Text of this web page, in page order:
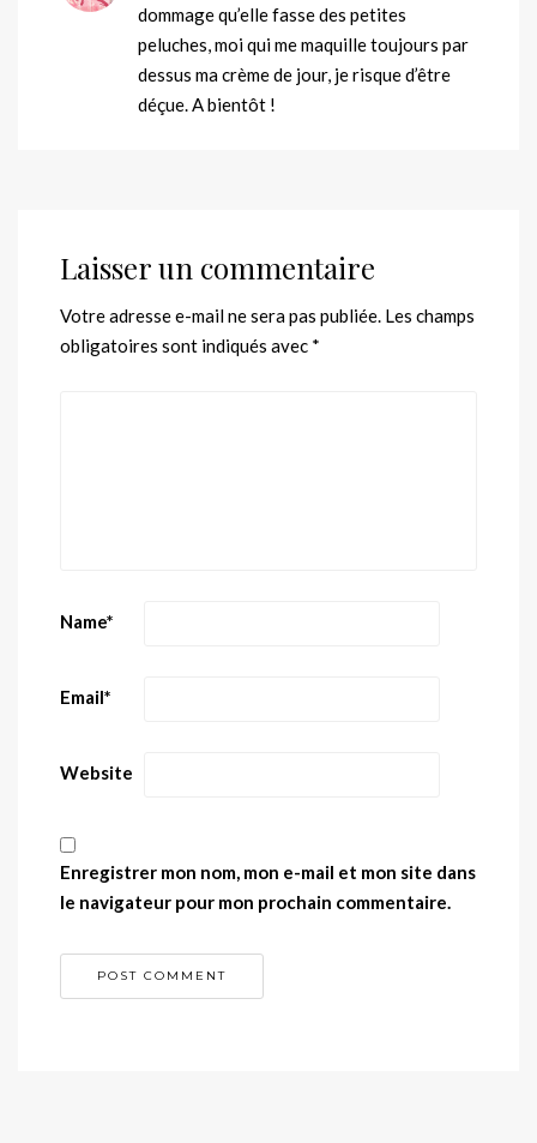
dommage qu’elle fasse des petites
peluches, moi qui me maquille toujours par
dessus ma crème de jour, je risque d’être
déçue. A bientôt !
Laisser un commentaire
Votre adresse e-mail ne sera pas publiée. Les champs
obligatoires sont indiqués avec *
Name*
Email*
Website
Enregistrer mon nom, mon e-mail et mon site dans
le navigateur pour mon prochain commentaire.